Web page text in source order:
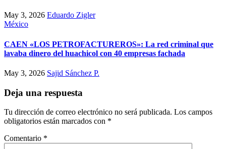
May 3, 2026 Eduardo Zigler
México
CAEN «LOS PETROFACTUREROS»: La red criminal que
lavaba dinero del huachicol con 40 empresas fachada
May 3, 2026 Sajid Sánchez P.
Deja una respuesta
Tu dirección de correo electrónico no será publicada. Los campos
obligatorios están marcados con *
Comentario *